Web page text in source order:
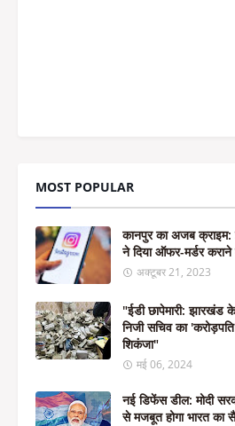
MOST POPULAR
कानपुर का अजब क्राइम:
ने दिया ऑफर-मर्डर
अक्टूबर 21, 2023
"ईडी छापेमारी:
निजी सचिव का
शिकंजा"
मई 06, 2024
नई डिफेंस डील: मोदी
से मजबूत होगा भारत का